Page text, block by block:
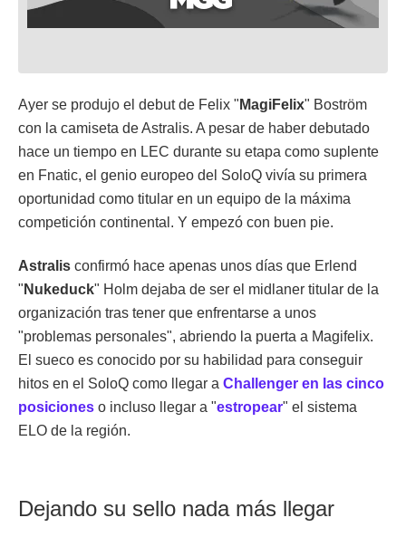
Ayer se produjo el debut de Felix " MagiFelix" Boström
con la camiseta de Astralis. A pesar de haber debutado
hace un tiempo en LEC durante su etapa como suplente
en Fnatic, el genio europeo del SoloQ vivía su primera
oportunidad como titular en un equipo de la máxima
competición continental. Y empezó con buen pie.
Astralis confirmó hace apenas unos días que Erlend
" Nukeduck" Holm dejaba de ser el midlaner titular de la
organización tras tener que enfrentarse a unos
"problemas personales", abriendo la puerta a Magifelix.
El sueco es conocido por su habilidad para conseguir
hitos en el SoloQ como llegar a Challenger en las cinco
posiciones o incluso llegar a "estropear" el sistema
ELO de la región.
Dejando su sello nada más llegar